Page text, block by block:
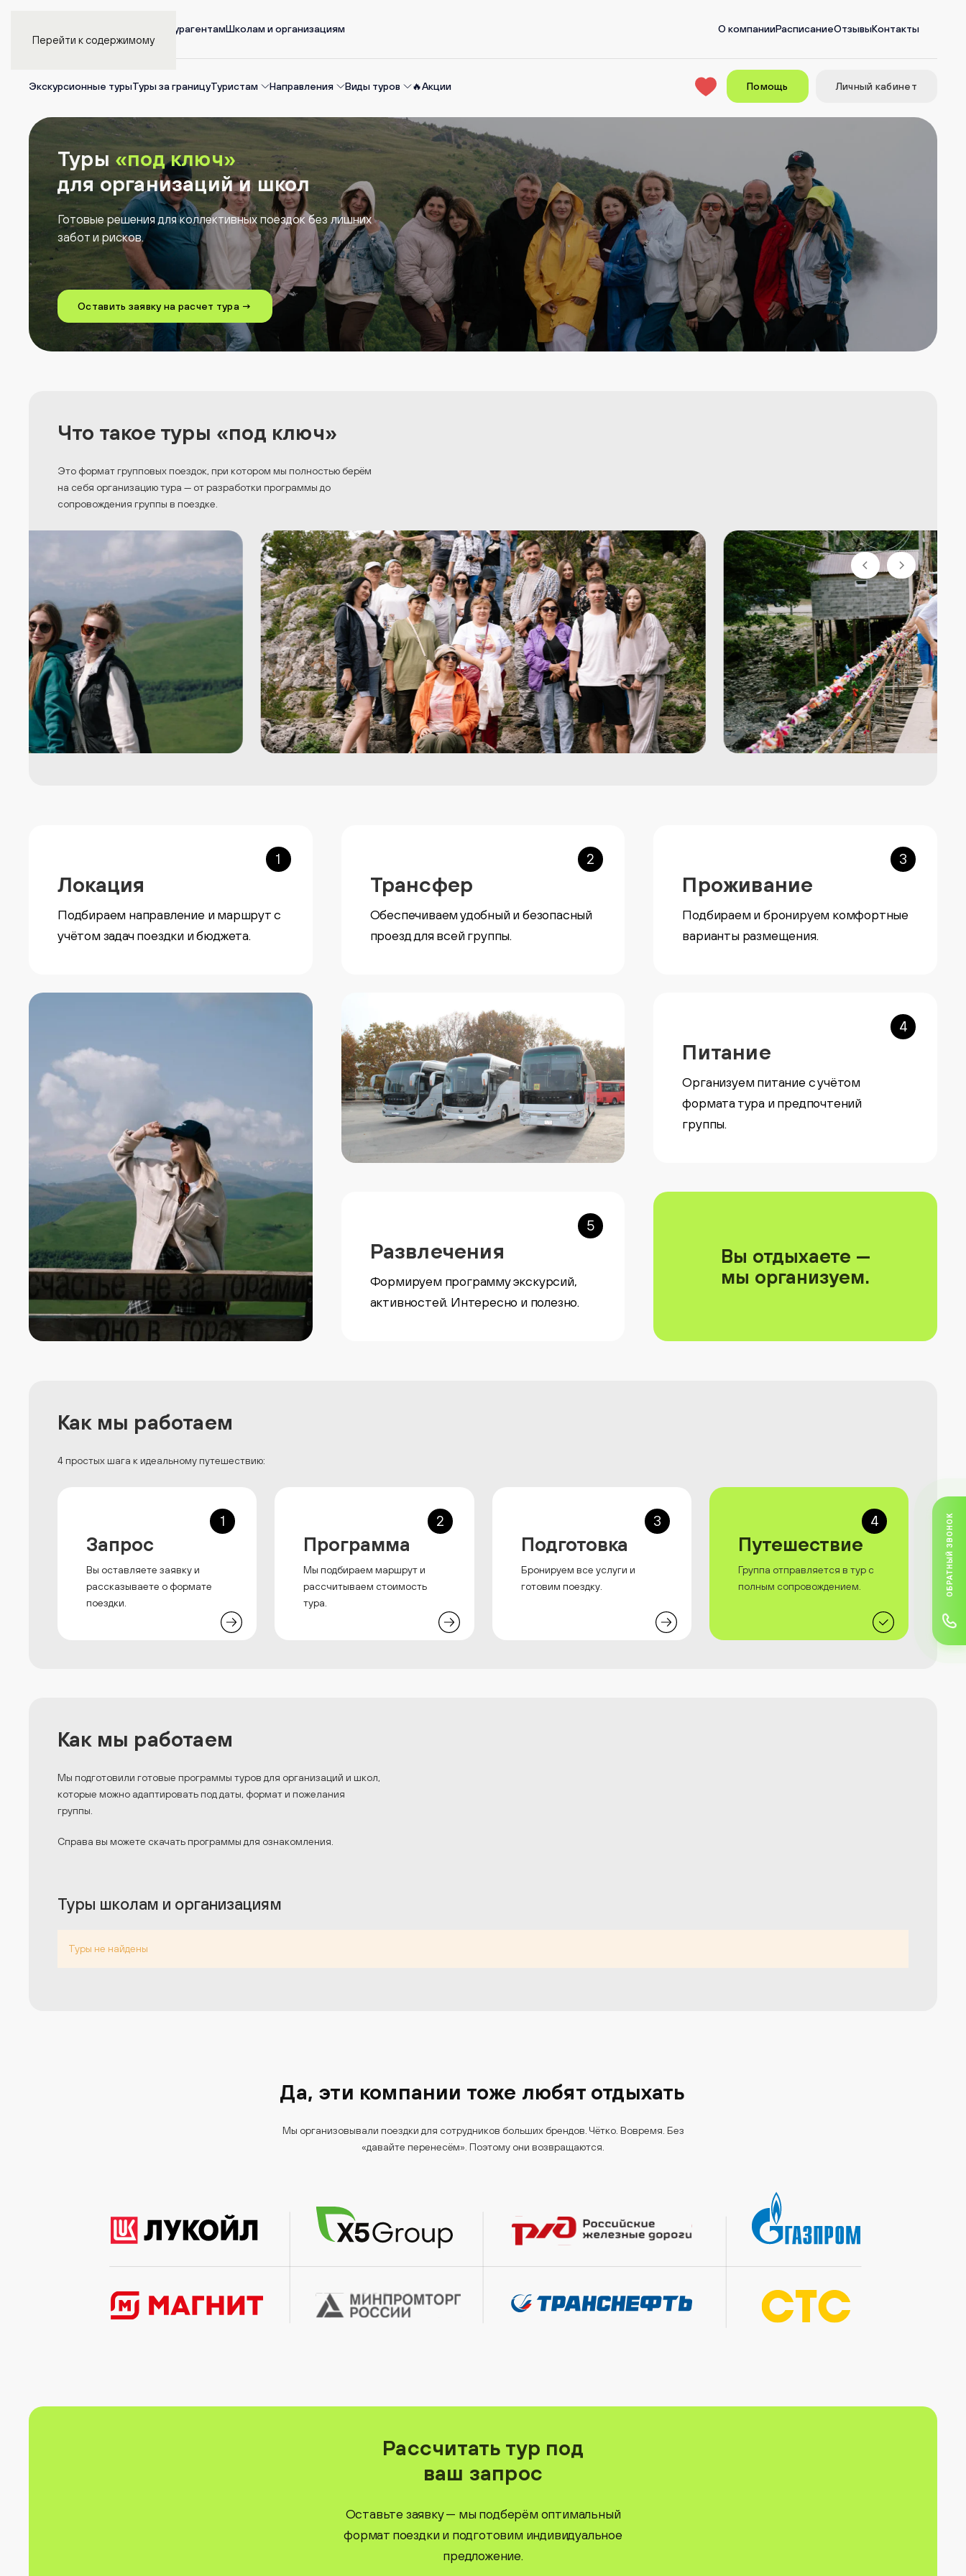
Перейти к содержимому
ТурагентамШколам и организациям О компанииРасписаниеОтзывыКонтакты
Экскурсионные турыТуры за границуТуристам Направления Виды туров 🔥Акции Помощь Личный кабинет
Туры «под ключ»
для организацийи школ
Готовые решения для коллективных поездок без лишних
забот и рисков.
Оставить заявку на расчет тура →
Что такое туры «под ключ»
Это формат групповых поездок, при котором мы полностью берём
на себя организацию тура — от разработки программы до
сопровождения группы в поездке.
1
Локация
Подбираем направление и маршрут с
учётом задач поездки и бюджета.
2
Трансфер
Обеспечиваем удобный и безопасный
проезд для всей группы.
3
Проживание
Подбираем и бронируем комфортные
варианты размещения.
4
Питание
Организуем питание с учётом
формата тура и предпочтений
группы.
5
Развлечения
Формируем программу экскурсий,
активностей. Интересно и полезно.
Вы отдыхаете —
мы организуем.
Как мы работаем
4 простых шага к идеальному путешествию:
1
Запрос
Вы оставляете заявку и
рассказываете о формате
поездки.
2
Программа
Мы подбираем маршрут и
рассчитываем стоимость
тура.
3
Подготовка
Бронируем все услуги и
готовим поездку.
4
Путешествие
Группа отправляется в тур с
полным сопровождением.
Как мы работаем
Мы подготовили готовые программы туров для организаций и школ,
которые можно адаптировать под даты, формат и пожелания
группы.
Справа вы можете скачать программы для ознакомления.
Туры школам и организациям
Туры не найдены
Да, эти компании тоже любят отдыхать
Мы организовывали поездки для сотрудников больших брендов. Чётко. Вовремя. Без
«давайте перенесём». Поэтому они возвращаются.
Рассчитать тур под
ваш запрос
Оставьте заявку — мы подберём оптимальный
формат поездки и подготовим индивидуальное
предложение.
ОБРАТНЫЙ ЗВОНОК